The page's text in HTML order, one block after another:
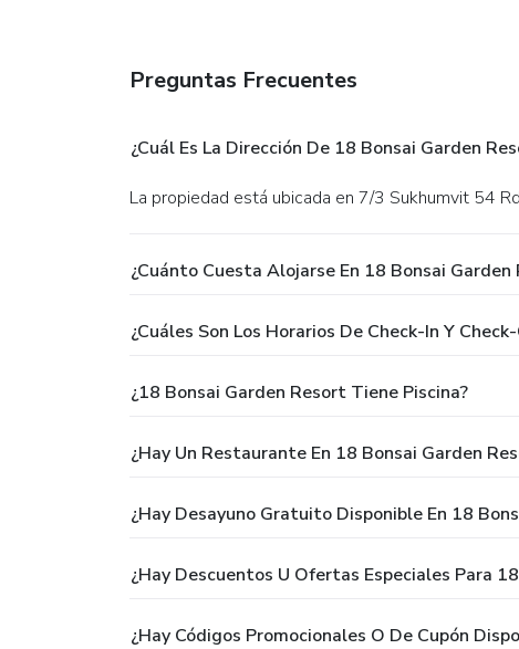
Preguntas Frecuentes
¿Cuál Es La Dirección De 18 Bonsai Garden
La propiedad está ubicada en 7/3 Sukhumvit 54
¿Cuánto Cuesta Alojarse En 18 Bonsai Garden
¿Cuáles Son Los Horarios De Check-In Y
¿18 Bonsai Garden Resort Tiene Piscina?
¿Hay Un Restaurante En 18 Bonsai Garden
¿Hay Desayuno Gratuito Disponible En 18
¿Hay Descuentos U Ofertas Especiales Para
¿Hay Códigos Promocionales O De Cupón